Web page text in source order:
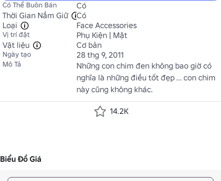
Có Thể Buôn Bán
Có
Thời Gian Nắm Giữ
Có
Loại
Face Accessories
Vị trí đặt
Phụ Kiện | Mặt
Vật liệu
Cơ bản
Ngày tạo 28 thg 9, 2011
Mô Tả
Những con chim đen không bao giờ có
nghĩa là những điều tốt đẹp ... con chim
này cũng không khác.
14.2K
Biểu Đồ Giá